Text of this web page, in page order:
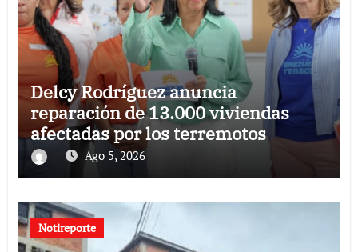
Delcy Rodríguez anuncia
reparación de 13.000 viviendas
afectadas por los terremotos
Ago 5, 2026
Notireporte